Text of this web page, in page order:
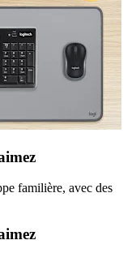
familière, avec des